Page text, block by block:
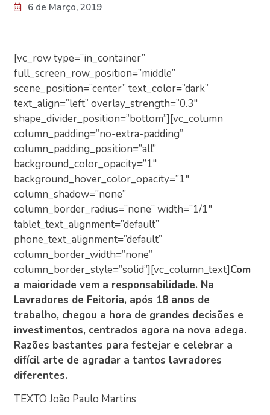
6 de Março, 2019
[vc_row type=”in_container”
full_screen_row_position=”middle”
scene_position=”center” text_color=”dark”
text_align=”left” overlay_strength=”0.3″
shape_divider_position=”bottom”][vc_column
column_padding=”no-extra-padding”
column_padding_position=”all”
background_color_opacity=”1″
background_hover_color_opacity=”1″
column_shadow=”none”
column_border_radius=”none” width=”1/1″
tablet_text_alignment=”default”
phone_text_alignment=”default”
column_border_width=”none”
column_border_style=”solid”][vc_column_text]Com
a maioridade vem a responsabilidade. Na
Lavradores de Feitoria, após 18 anos de
trabalho, chegou a hora de grandes decisões e
investimentos, centrados agora na nova adega.
Razões bastantes para festejar e celebrar a
difícil arte de agradar a tantos lavradores
diferentes.
TEXTO João Paulo Martins